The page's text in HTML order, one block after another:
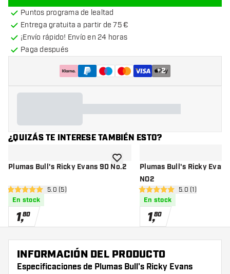
Puntos programa de lealtad
Entrega gratuita a partir de 75 €
¡Envío rápido! Envío en 24 horas
Paga después
+2
¿QUIZÁS TE INTERESE TAMBIÉN ESTO?
Plumas Bull's Ricky Evans 90 No.2
abrir panel de reseñas
5 estrellas de puntuación
5.0 (5)
En stock
1,80
añadir a la lista de deseos
Plumas Bull's Ricky
NO2
abrir panel de
5 estrellas de puntuación
5.0 (1)
En stock
1,80
INFORMACIÓN DEL PRODUCTO
Especificaciones de Plumas Bull's Ricky Evans